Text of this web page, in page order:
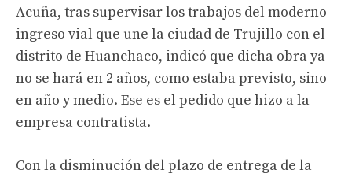
Acuña, tras supervisar los trabajos del moderno
ingreso vial que une la ciudad de Trujillo con el
distrito de Huanchaco, indicó que dicha obra ya
no se hará en 2 años, como estaba previsto, sino
en año y medio. Ese es el pedido que hizo a la
empresa contratista.
Con la disminución del plazo de entrega de la